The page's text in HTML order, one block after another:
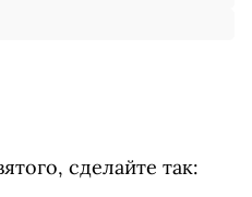
сделайте так: